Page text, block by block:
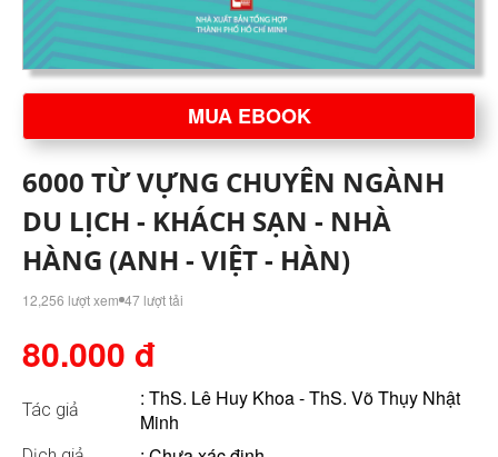
MUA EBOOK
6000 TỪ VỰNG CHUYÊN NGÀNH
DU LỊCH - KHÁCH SẠN - NHÀ
HÀNG (ANH - VIỆT - HÀN)
12,256 lượt xem 47 lượt tải
80.000 đ
Tác giả : ThS. Lê Huy Khoa - ThS. Võ Thụy Nhật
Minh